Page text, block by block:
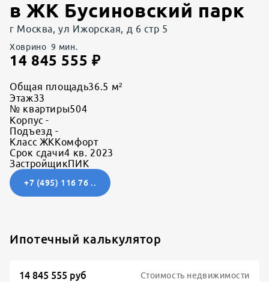
вЖК Бусиновский парк
г Москва, ул Ижорская, д 6 стр 5
Ховрино 9 мин.
14 845 555 ₽
Общая площадь36.5 м²
Этаж33
№ квартиры504
Корпус -
Подъезд -
Класс ЖК Комфорт
Срок сдачи4 кв. 2023
Застройщик ПИК
+7 (495) 116 76 ..
Ипотечный калькулятор
Стоимость недвижимости